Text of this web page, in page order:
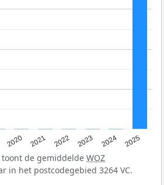
2020 2021 2022 2023 2024 2025
toont de gemiddelde WOZ
in het postcodegebied 3264 VC.